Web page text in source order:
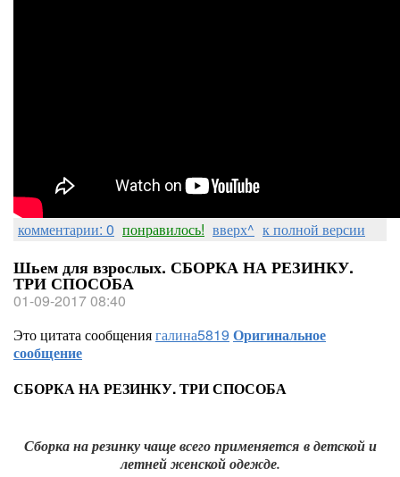
комментарии: 0 понравилось! вверх^ к полной версии
Шьем для взрослых. СБОРКА НА РЕЗИНКУ.
ТРИ СПОСОБА
01-09-2017 08:40
Это цитата сообщениягалина5819 Оригинальное
сообщение
СБОРКА НА РЕЗИНКУ. ТРИ СПОСОБА
Сборка на резинку чаще всего применяется в детской и
летней женской одежде.